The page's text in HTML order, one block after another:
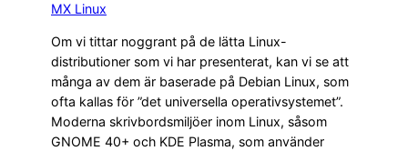
MX Linux
Om vi tittar noggrant på de lätta Linux-
distributioner som vi har presenterat, kan vi se att
många av dem är baserade på Debian Linux, som
ofta kallas för ”det universella operativsystemet”.
Moderna skrivbordsmiljöer inom Linux, såsom
GNOME 40+ och KDE Plasma, som använder